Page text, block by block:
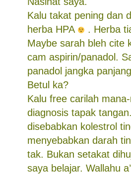
Kalu takat pening dan
herba HPA
. Herba
Maybe sarah bleh cite
cam aspirin/panadol.
panadol jangka
Betul ka?
Kalu free carilah
diagnosis tapak
disebabkan kolestrol
menyebabkan darah
tak. Bukan setakat
saya belajar. Wallahu